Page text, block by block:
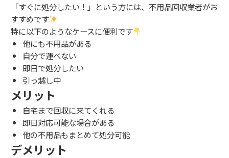
「すぐに処分したい！」という方には、不用品回収業者がお
すすめです
特に以下のようなケースに便利です
他にも不用品がある
自分で運べない
即日で処分したい
引っ越し中
メリット
自宅まで回収に来てくれる
即日対応可能な場合がある
他の不用品もまとめて処分可能
デメリット